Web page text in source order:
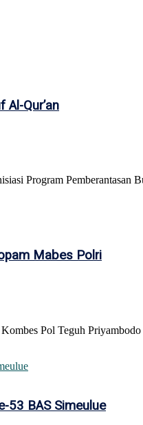
Qur’an
Program Pemberantasan
Mabes Polri
Pol Teguh Priyambodo
53 BAS Simeulue